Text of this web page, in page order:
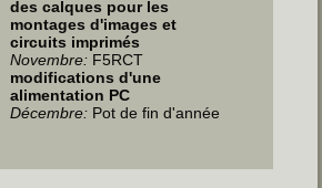
des calques pour les
montages d'images et
circuits imprimés
Novembre: F5RCT
modifications d'une
alimentation PC
Décembre: Pot de fin d'année